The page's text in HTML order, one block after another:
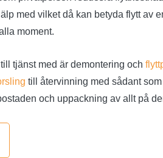
med vilket då kan betyda flytt av
moment.
tjänst med är demontering och
till återvinning med sådant
och uppackning av allt på